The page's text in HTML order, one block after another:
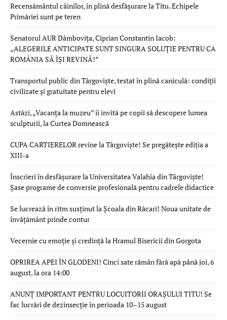
Recensământul câinilor, în plină desfășurare la Titu. Echipele
Primăriei sunt pe teren
Senatorul AUR Dâmbovița, Ciprian Constantin Iacob:
„ALEGERILE ANTICIPATE SUNT SINGURA SOLUȚIE PENTRU CA
ROMÂNIA SĂ ÎȘI REVINĂ!”
Transportul public din Târgoviște, testat în plină caniculă: condiții
civilizate și gratuitate pentru elevi
Astăzi, „Vacanța la muzeu” îi invită pe copii să descopere lumea
sculpturii, la Curtea Domnească
CUPA CARTIERELOR revine la Târgoviște! Se pregătește ediția a
XIII-a
Înscrieri în desfășurare la Universitatea Valahia din Târgoviște!
Șase programe de conversie profesională pentru cadrele didactice
Se lucrează în ritm susținut la Școala din Răcari! Noua unitate de
învățământ prinde contur
Vecernie cu emoție și credință la Hramul Bisericii din Gorgota
OPRIREA APEI ÎN GLODENI! Cinci sate rămân fără apă până joi, 6
august, la ora 14:00
ANUNȚ IMPORTANT PENTRU LOCUITORII ORAȘULUI TITU! Se
fac lucrări de dezinsecție în perioada 10–15 august